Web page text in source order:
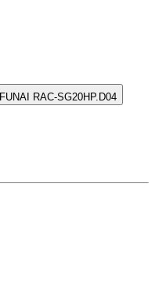
FUNAI RAC-SG20HP.D04